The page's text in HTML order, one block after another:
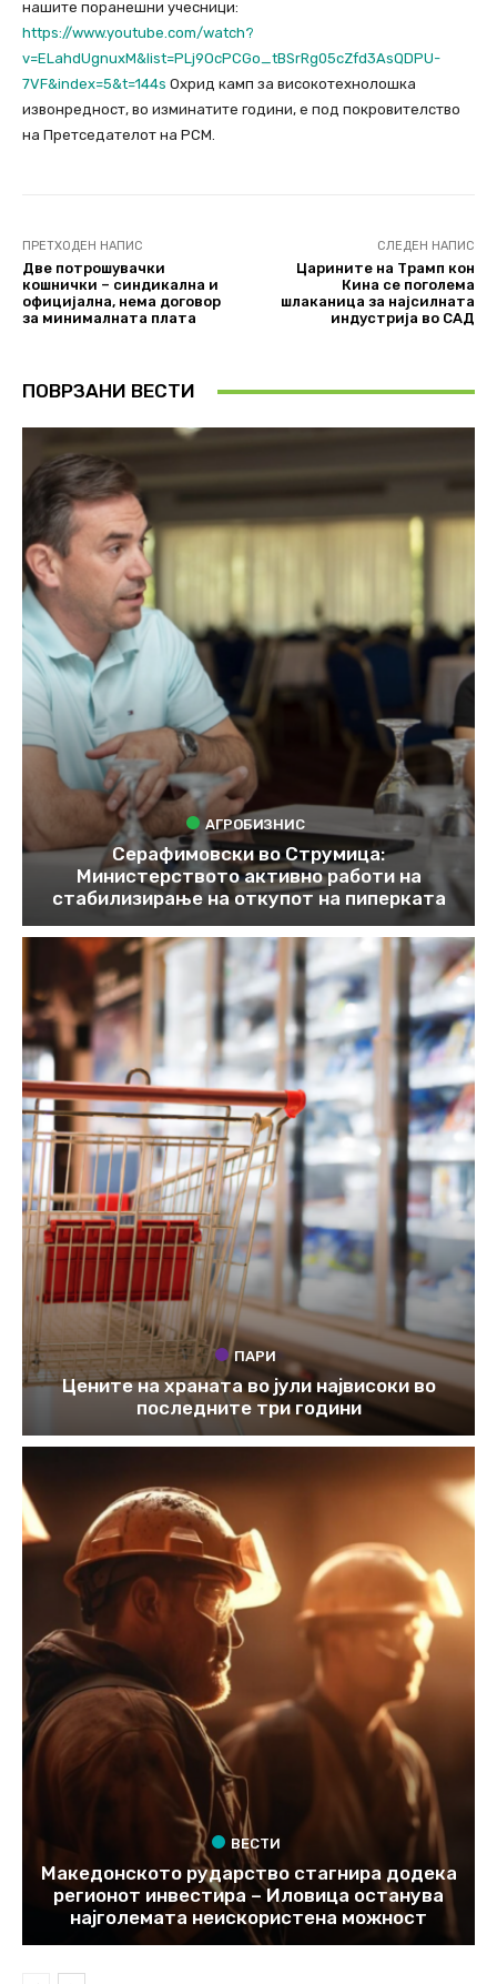
нашите поранешни учесници:
https://www.youtube.com/watch?
v=ELahdUgnuxM&list=PLj9OcPCGo_tBSrRg05cZfd3AsQDPU-
7VF&index=5&t=144s Охрид камп за високотехнолошка
извонредност, во изминатите години, е под покровителство
на Претседателот на РСМ.
ПРЕТХОДЕН НАПИС
Две потрошувачки
кошнички – синдикална и
официјална, нема договор
за минималната плата
СЛЕДЕН НАПИС
Царините на Трамп кон
Кина се поголема
шлаканица за најсилната
индустрија во САД
ПОВРЗАНИ ВЕСТИ
АГРОБИЗНИС
Серафимовски во Струмица:
Министерството активно работи на
стабилизирање на откупот на пиперката
ПАРИ
Цените на храната во јули највисоки во
последните три години
ВЕСТИ
Македонското рударство стагнира додека
регионот инвестира – Иловица останува
најголемата неискористена можност